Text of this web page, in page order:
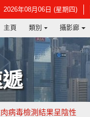
2026年08月06日 (星期四)
頁
主頁 類別 攝影廊
病毒檢測結果呈陰性